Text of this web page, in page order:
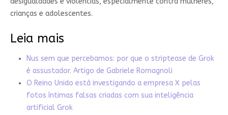
crianças e adolescentes.
Leia mais
Nus sem que percebamos: por que o striptease de Grok
é assustador. Artigo de Gabriele Romagnoli
O Reino Unido está investigando a empresa X pelas
fotos íntimas falsas criadas com sua inteligência
artificial Grok